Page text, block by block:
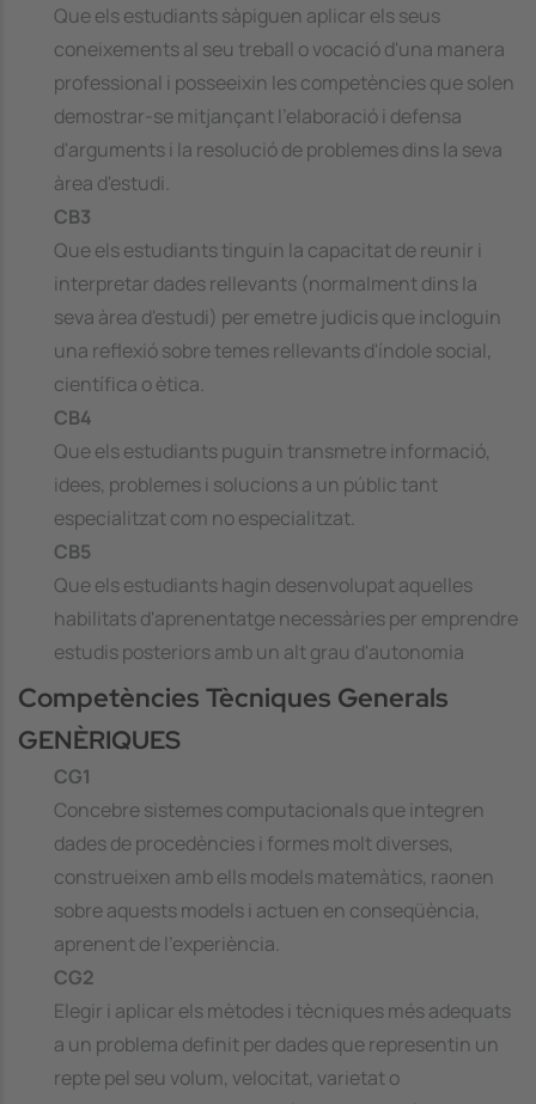
Que els estudiants sàpiguen aplicar els seus
coneixements al seu treball o vocació d'una manera
professional i posseeixin les competències que solen
demostrar-se mitjançant l'elaboració i defensa
d'arguments i la resolució de problemes dins la seva
àrea d'estudi.
CB3
Que els estudiants tinguin la capacitat de reunir i
interpretar dades rellevants (normalment dins la
seva àrea d'estudi) per emetre judicis que incloguin
una reflexió sobre temes rellevants d'índole social,
científica o ètica.
CB4
Que els estudiants puguin transmetre informació,
idees, problemes i solucions a un públic tant
especialitzat com no especialitzat.
CB5
Que els estudiants hagin desenvolupat aquelles
habilitats d'aprenentatge necessàries per emprendre
estudis posteriors amb un alt grau d'autonomia
Competències Tècniques Generals
GENÈRIQUES
CG1
Concebre sistemes computacionals que integren
dades de procedències i formes molt diverses,
construeixen amb ells models matemàtics, raonen
sobre aquests models i actuen en conseqüència,
aprenent de l'experiència.
CG2
Elegir i aplicar els mètodes i tècniques més adequats
a un problema definit per dades que representin un
repte pel seu volum, velocitat, varietat o